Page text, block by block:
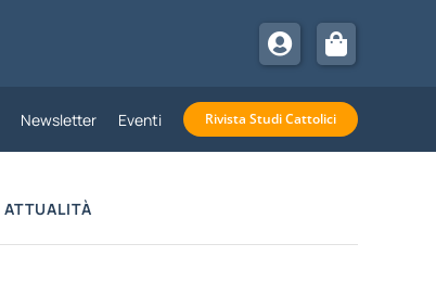
Newsletter Eventi Rivista Studi Cattolici
ATTUALITÀ